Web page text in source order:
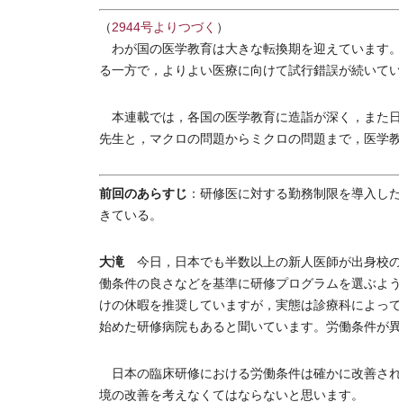
（2944号よりつづく ）
わが国の医学教育は大きな転換期を迎えています
る一方で，よりよい医療に向けて試行錯誤が続いて
本連載では，各国の医学教育に造詣が深く，また
先生と，マクロの問題からミクロの問題まで，医学
前回のあらすじ ：研修医に対する勤務制限を導入
きている。
大滝 今日，日本でも半数以上の新人医師が出身校
働条件の良さなどを基準に研修プログラムを選ぶよ
けの休暇を推奨していますが，実態は診療科によっ
始めた研修病院もあると聞いています。労働条件が
日本の臨床研修における労働条件は確かに改善さ
境の改善を考えなくてはならないと思います。